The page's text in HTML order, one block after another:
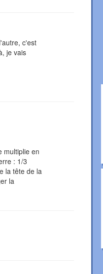
c'est
je vais
multiplie en
: 1/3
la tête de la
la